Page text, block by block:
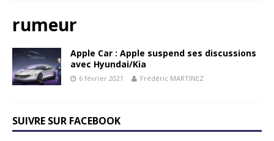
rumeur
Apple Car : Apple suspend ses discussions
avec Hyundai/Kia
6 février 2021 Frédéric MARTINEZ
SUIVRE SUR FACEBOOK